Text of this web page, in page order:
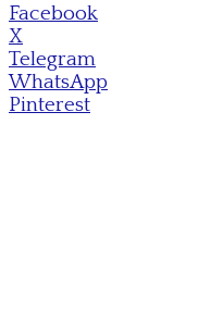
Facebook
X
Telegram
WhatsApp
Pinterest